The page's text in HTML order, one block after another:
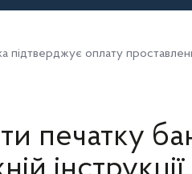
підтверджує оплату
печатку